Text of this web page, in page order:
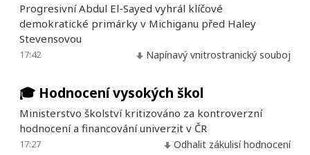
Progresivní Abdul El-Sayed vyhrál klíčové
demokratické primárky v Michiganu před Haley
Stevensovou
17:42 Napínavý vnitrostranický souboj
🎓 Hodnocení vysokých škol
Ministerstvo školství kritizováno za kontroverzní
hodnocení a financování univerzit v ČR
17:27 Odhalit zákulisí hodnocení